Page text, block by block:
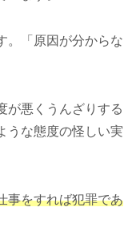
。「原因が分からな
が悪くうんざりする
うな態度の怪しい実
事をすれば犯罪であ